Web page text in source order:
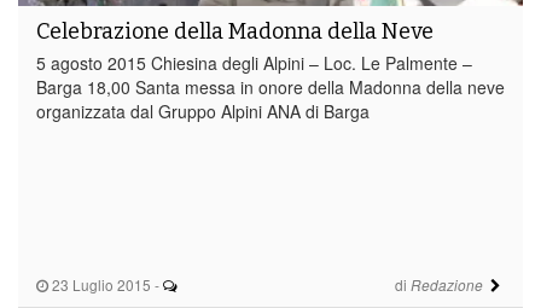
23 Luglio 2015 - di Redazione
Celebrazione della Madonna della Neve
5 agosto 2015 Chiesina degli Alpini – Loc. Le Palmente –
Barga 18,00 Santa messa in onore della Madonna della neve
organizzata dal Gruppo Alpini ANA di Barga